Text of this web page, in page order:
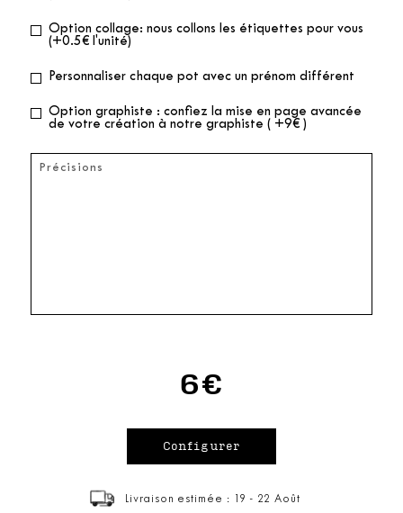
Option collage: nous collons les étiquettes pour vous
(+0.5€ l'unité)
Personnaliser chaque pot avec un prénom différent
Option graphiste : confiez la mise en page avancée
de votre création à notre graphiste ( +9€ )
6€
Livraison estimée : 19 - 22 Août